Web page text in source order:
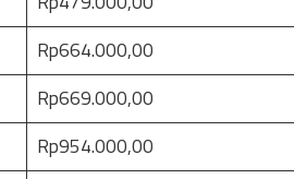
Rp664.000,00
Rp669.000,00
Rp954.000,00